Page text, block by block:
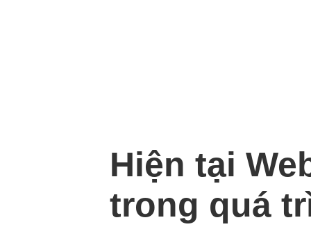
Hiện tại
trong quá